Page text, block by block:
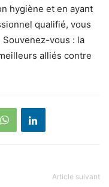
hygiène et en ayant
qualifié, vous
vous : la
alliés contre
Article suivant